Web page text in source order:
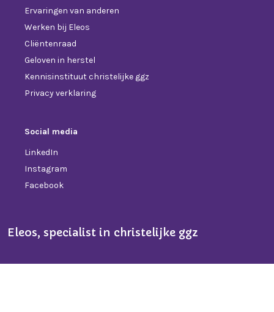
Ervaringen van anderen
Werken bij Eleos
Cliëntenraad
Geloven in herstel
Kennisinstituut christelijke ggz
Privacy verklaring
Social media
LinkedIn
Instagram
Facebook
Eleos, specialist in christelijke ggz